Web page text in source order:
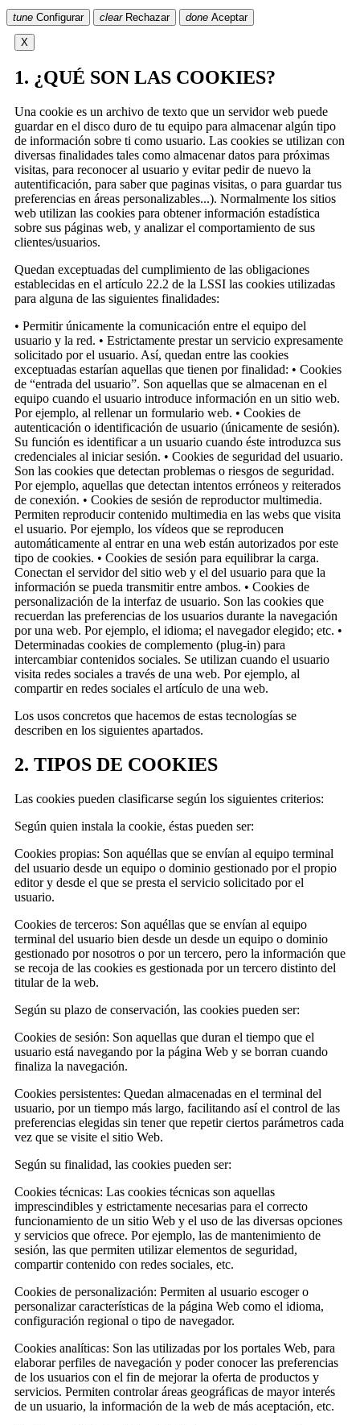
tune Configurar clear Rechazar done Aceptar
X
1. ¿QUÉ SON LAS COOKIES?
Una cookie es un archivo de texto que un servidor web puede
guardar en el disco duro de tu equipo para almacenar algún tipo
de información sobre ti como usuario. Las cookies se utilizan con
diversas finalidades tales como almacenar datos para próximas
visitas, para reconocer al usuario y evitar pedir de nuevo la
autentificación, para saber que paginas visitas, o para guardar tus
preferencias en áreas personalizables...). Normalmente los sitios
web utilizan las cookies para obtener información estadística
sobre sus páginas web, y analizar el comportamiento de sus
clientes/usuarios.
Quedan exceptuadas del cumplimiento de las obligaciones
establecidas en el artículo 22.2 de la LSSI las cookies utilizadas
para alguna de las siguientes finalidades:
• Permitir únicamente la comunicación entre el equipo del
usuario y la red. • Estrictamente prestar un servicio expresamente
solicitado por el usuario. Así, quedan entre las cookies
exceptuadas estarían aquellas que tienen por finalidad: • Cookies
de “entrada del usuario”. Son aquellas que se almacenan en el
equipo cuando el usuario introduce información en un sitio web.
Por ejemplo, al rellenar un formulario web. • Cookies de
autenticación o identificación de usuario (únicamente de sesión).
Su función es identificar a un usuario cuando éste introduzca sus
credenciales al iniciar sesión. • Cookies de seguridad del usuario.
Son las cookies que detectan problemas o riesgos de seguridad.
Por ejemplo, aquellas que detectan intentos erróneos y reiterados
de conexión. • Cookies de sesión de reproductor multimedia.
Permiten reproducir contenido multimedia en las webs que visita
el usuario. Por ejemplo, los vídeos que se reproducen
automáticamente al entrar en una web están autorizados por este
tipo de cookies. • Cookies de sesión para equilibrar la carga.
Conectan el servidor del sitio web y el del usuario para que la
información se pueda transmitir entre ambos. • Cookies de
personalización de la interfaz de usuario. Son las cookies que
recuerdan las preferencias de los usuarios durante la navegación
por una web. Por ejemplo, el idioma; el navegador elegido; etc. •
Determinadas cookies de complemento (plug-in) para
intercambiar contenidos sociales. Se utilizan cuando el usuario
visita redes sociales a través de una web. Por ejemplo, al
compartir en redes sociales el artículo de una web.
Los usos concretos que hacemos de estas tecnologías se
describen en los siguientes apartados.
2. TIPOS DE COOKIES
Las cookies pueden clasificarse según los siguientes criterios:
Según quien instala la cookie, éstas pueden ser:
Cookies propias: Son aquéllas que se envían al equipo terminal
del usuario desde un equipo o dominio gestionado por el propio
editor y desde el que se presta el servicio solicitado por el
usuario.
Cookies de terceros: Son aquéllas que se envían al equipo
terminal del usuario bien desde un desde un equipo o dominio
gestionado por nosotros o por un tercero, pero la información que
se recoja de las cookies es gestionada por un tercero distinto del
titular de la web.
Según su plazo de conservación, las cookies pueden ser:
Cookies de sesión: Son aquellas que duran el tiempo que el
usuario está navegando por la página Web y se borran cuando
finaliza la navegación.
Cookies persistentes: Quedan almacenadas en el terminal del
usuario, por un tiempo más largo, facilitando así el control de las
preferencias elegidas sin tener que repetir ciertos parámetros cada
vez que se visite el sitio Web.
Según su finalidad, las cookies pueden ser:
Cookies técnicas: Las cookies técnicas son aquellas
imprescindibles y estrictamente necesarias para el correcto
funcionamiento de un sitio Web y el uso de las diversas opciones
y servicios que ofrece. Por ejemplo, las de mantenimiento de
sesión, las que permiten utilizar elementos de seguridad,
compartir contenido con redes sociales, etc.
Cookies de personalización: Permiten al usuario escoger o
personalizar características de la página Web como el idioma,
configuración regional o tipo de navegador.
Cookies analíticas: Son las utilizadas por los portales Web, para
elaborar perfiles de navegación y poder conocer las preferencias
de los usuarios con el fin de mejorar la oferta de productos y
servicios. Permiten controlar áreas geográficas de mayor interés
de un usuario, la información de la web de más aceptación, etc.